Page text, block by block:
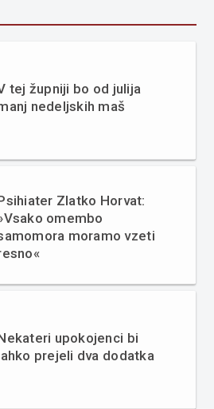
tej župniji bo od julija
nedeljskih maš
Zlatko Horvat:
omembo
moramo vzeti
upokojenci bi
prejeli dva dodatka